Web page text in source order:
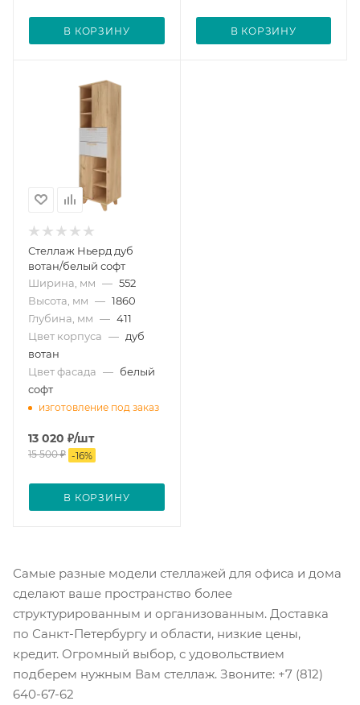
В КОРЗИНУ В КОРЗИНУ
Стеллаж Ньерд дуб
вотан/белый софт
Ширина, мм — 552
Высота, мм — 1860
Глубина, мм — 411
Цвет корпуса — дуб
вотан
Цвет фасада — белый
софт
изготовление под заказ
13 020 ₽/шт
15 500₽ -16%
В КОРЗИНУ
Самые разные модели стеллажей для офиса и дома
сделают ваше пространство более
структурированным и организованным. Доставка
по Санкт-Петербургу и области, низкие цены,
кредит. Огромный выбор, с удовольствием
подберем нужным Вам стеллаж. Звоните: +7 (812)
640-67-62